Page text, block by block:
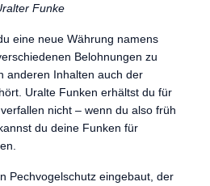
Funke
eine neue Währung namens
Belohnungen zu
anderen Inhalten auch der
Uralte Funken erhältst du für
nicht – wenn du also früh
du deine Funken für
Pechvogelschutz eingebaut, der